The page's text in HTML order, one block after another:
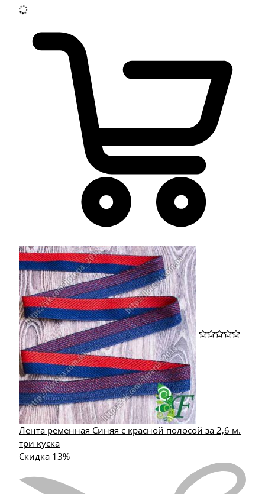
Лента ременная Синяя с красной полосой за 2,6 м.
три куска
Скидка 13%